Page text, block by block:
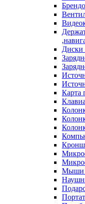
Диски
Карта
Мыши